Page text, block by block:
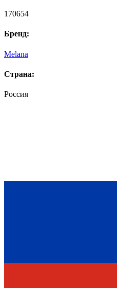
170654
Бренд:
Melana
Страна:
Россия